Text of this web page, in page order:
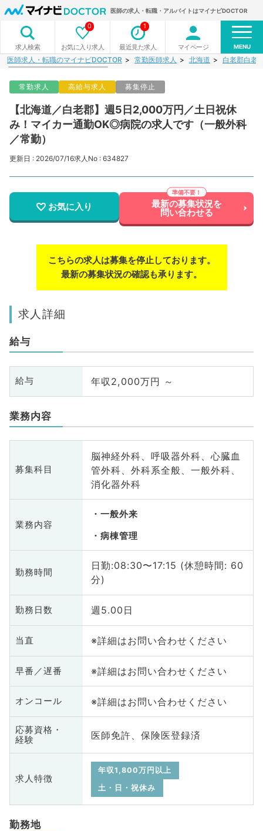
医師の求人・転職・アルバイトはマイナビDOCTOR
求人検索 お気に入り求人
0
最近見た求人
1
マイページ MENU
医師求人・転職のマイナビDOCTOR 常勤医師求人 北海道 白老郡白老
常勤求人 高給与求人 募集停止
【北海道／白老郡】週5日2,000万円／土日祝休
み！マイカー通勤OK◎病院の求人です（一般外科
／常勤）
更新日 : 2026/07/16求人No : 634827
お気に入り 最新の募集状況を
問い合わせる
こちらの求人は募集を停止しております。
最新の募集状況の確認も承ります。
求人詳細
給与
給与 年収2,000万円 ～
業務内容
募集科目
脳神経外科、呼吸器外科、心臓血
管外科、外科系全般、一般外科、
消化器外科
業務内容
一般外来
病棟管理
勤務時間
日勤:08:30〜17:15 (休憩時間: 60
分)
勤務日数 週5.00日
当直 ※詳細はお問い合わせください
早番／遅番 ※詳細はお問い合わせください
オンコール ※詳細はお問い合わせください
応募資格・
経験
医師免許、保険医登録済
求人特徴
年収1,800万円以上
土・日・祝休み
勤務地